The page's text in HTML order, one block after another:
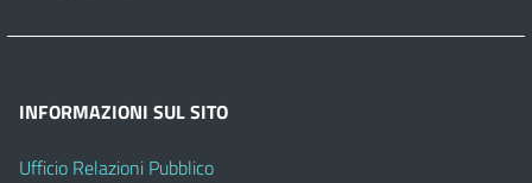
INFORMAZIONI SUL SITO
Ufficio Relazioni Pubblico